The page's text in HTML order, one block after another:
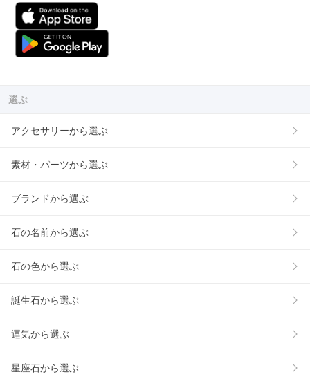
選ぶ
アクセサリーから選ぶ
素材・パーツから選ぶ
ブランドから選ぶ
石の名前から選ぶ
石の色から選ぶ
誕生石から選ぶ
運気から選ぶ
星座石から選ぶ